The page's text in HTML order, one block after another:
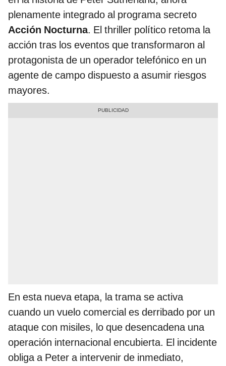
plenamente integrado al programa secreto
Acción Nocturna. El thriller político retoma la
acción tras los eventos que transformaron al
protagonista de un operador telefónico en un
agente de campo dispuesto a asumir riesgos
mayores.
En esta nueva etapa, la trama se activa
cuando un vuelo comercial es derribado por un
ataque con misiles, lo que desencadena una
operación internacional encubierta. El incidente
obliga a Peter a intervenir de inmediato,